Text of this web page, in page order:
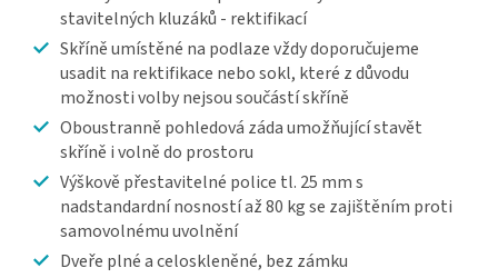
stavitelných kluzáků - rektifikací
Skříně umístěné na podlaze vždy doporučujeme
usadit na rektifikace nebo sokl, které z důvodu
možnosti volby nejsou součástí skříně
Oboustranně pohledová záda umožňující stavět
skříně i volně do prostoru
Výškově přestavitelné police tl. 25 mm s
nadstandardní nosností až 80 kg se zajištěním proti
samovolnému uvolnění
Dveře plné a celoskleněné, bez zámku